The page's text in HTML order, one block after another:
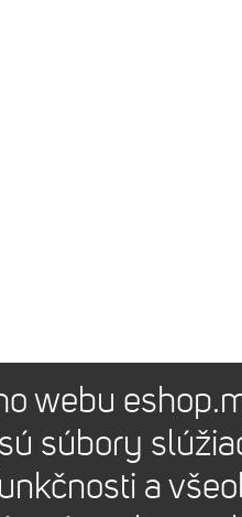
webu
súbory
a